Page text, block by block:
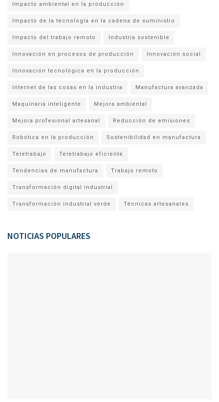
Impacto ambiental en la producción
Impacto de la tecnología en la cadena de suministro
Impacto del trabajo remoto Industria sostenible
Innovación en procesos de producción Innovación social
Innovación tecnológica en la producción
Internet de las cosas en la industria Manufactura avanzada
Maquinaria inteligente Mejora ambiental
Mejora profesional artesanal Reducción de emisiones
Robótica en la producción Sostenibilidad en manufactura
Teletrabajo Teletrabajo eficiente
Tendencias de manufactura Trabajo remoto
Transformación digital industrial
Transformación industrial verde Técnicas artesanales
NOTICIAS POPULARES